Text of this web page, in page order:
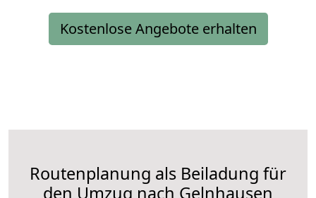
Kostenlose Angebote erhalten
Routenplanung als Beiladung für
den Umzug nach Gelnhausen